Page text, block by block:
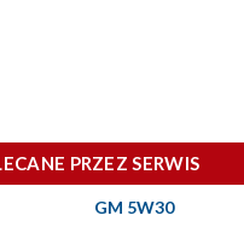
PRZEZ SERWIS
GM 5W30